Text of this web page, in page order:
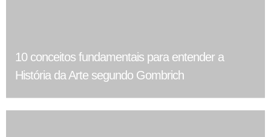
10 conceitos fundamentais para entender a
História da Arte segundo Gombrich